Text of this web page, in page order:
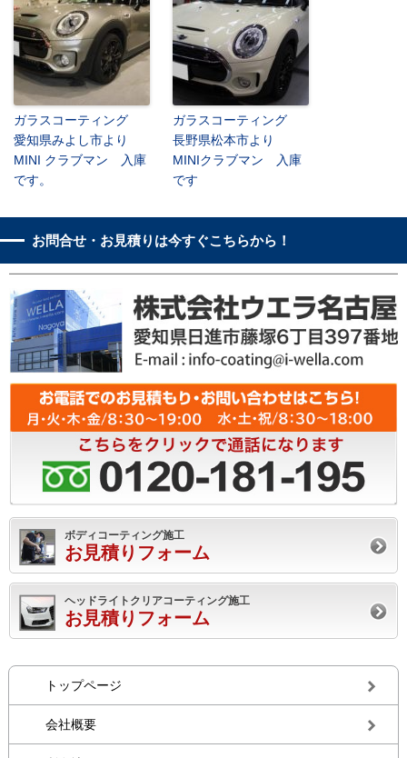
ガラスコーティング
愛知県みよし市より
MINI クラブマン 入庫
です。
ガラスコーティング
長野県松本市より
MINIクラブマン 入庫
です
お問合せ・お見積りは今すぐこちらから！
ボディコーティング施工
お見積りフォーム
ヘッドライトクリアコーティング施工
お見積りフォーム
トップページ
会社概要